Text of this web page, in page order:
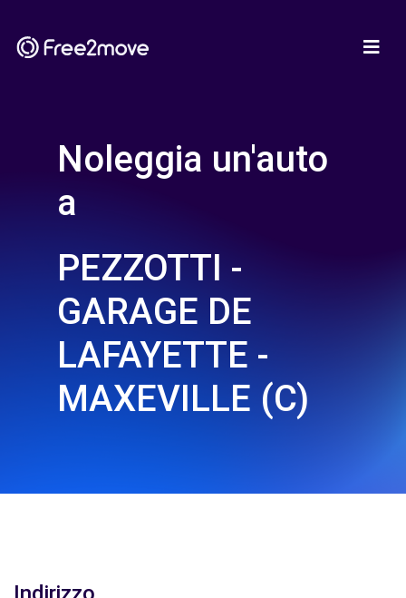
Noleggia un'auto
a
PEZZOTTI -
GARAGE DE
LAFAYETTE -
MAXEVILLE (C)